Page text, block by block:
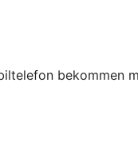
bekommen